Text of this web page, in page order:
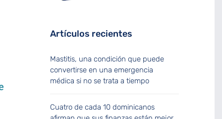
Artículos recientes
Mastitis, una condición que puede
convertirse en una emergencia
médica si no se trata a tiempo
Cuatro de cada 10 dominicanos